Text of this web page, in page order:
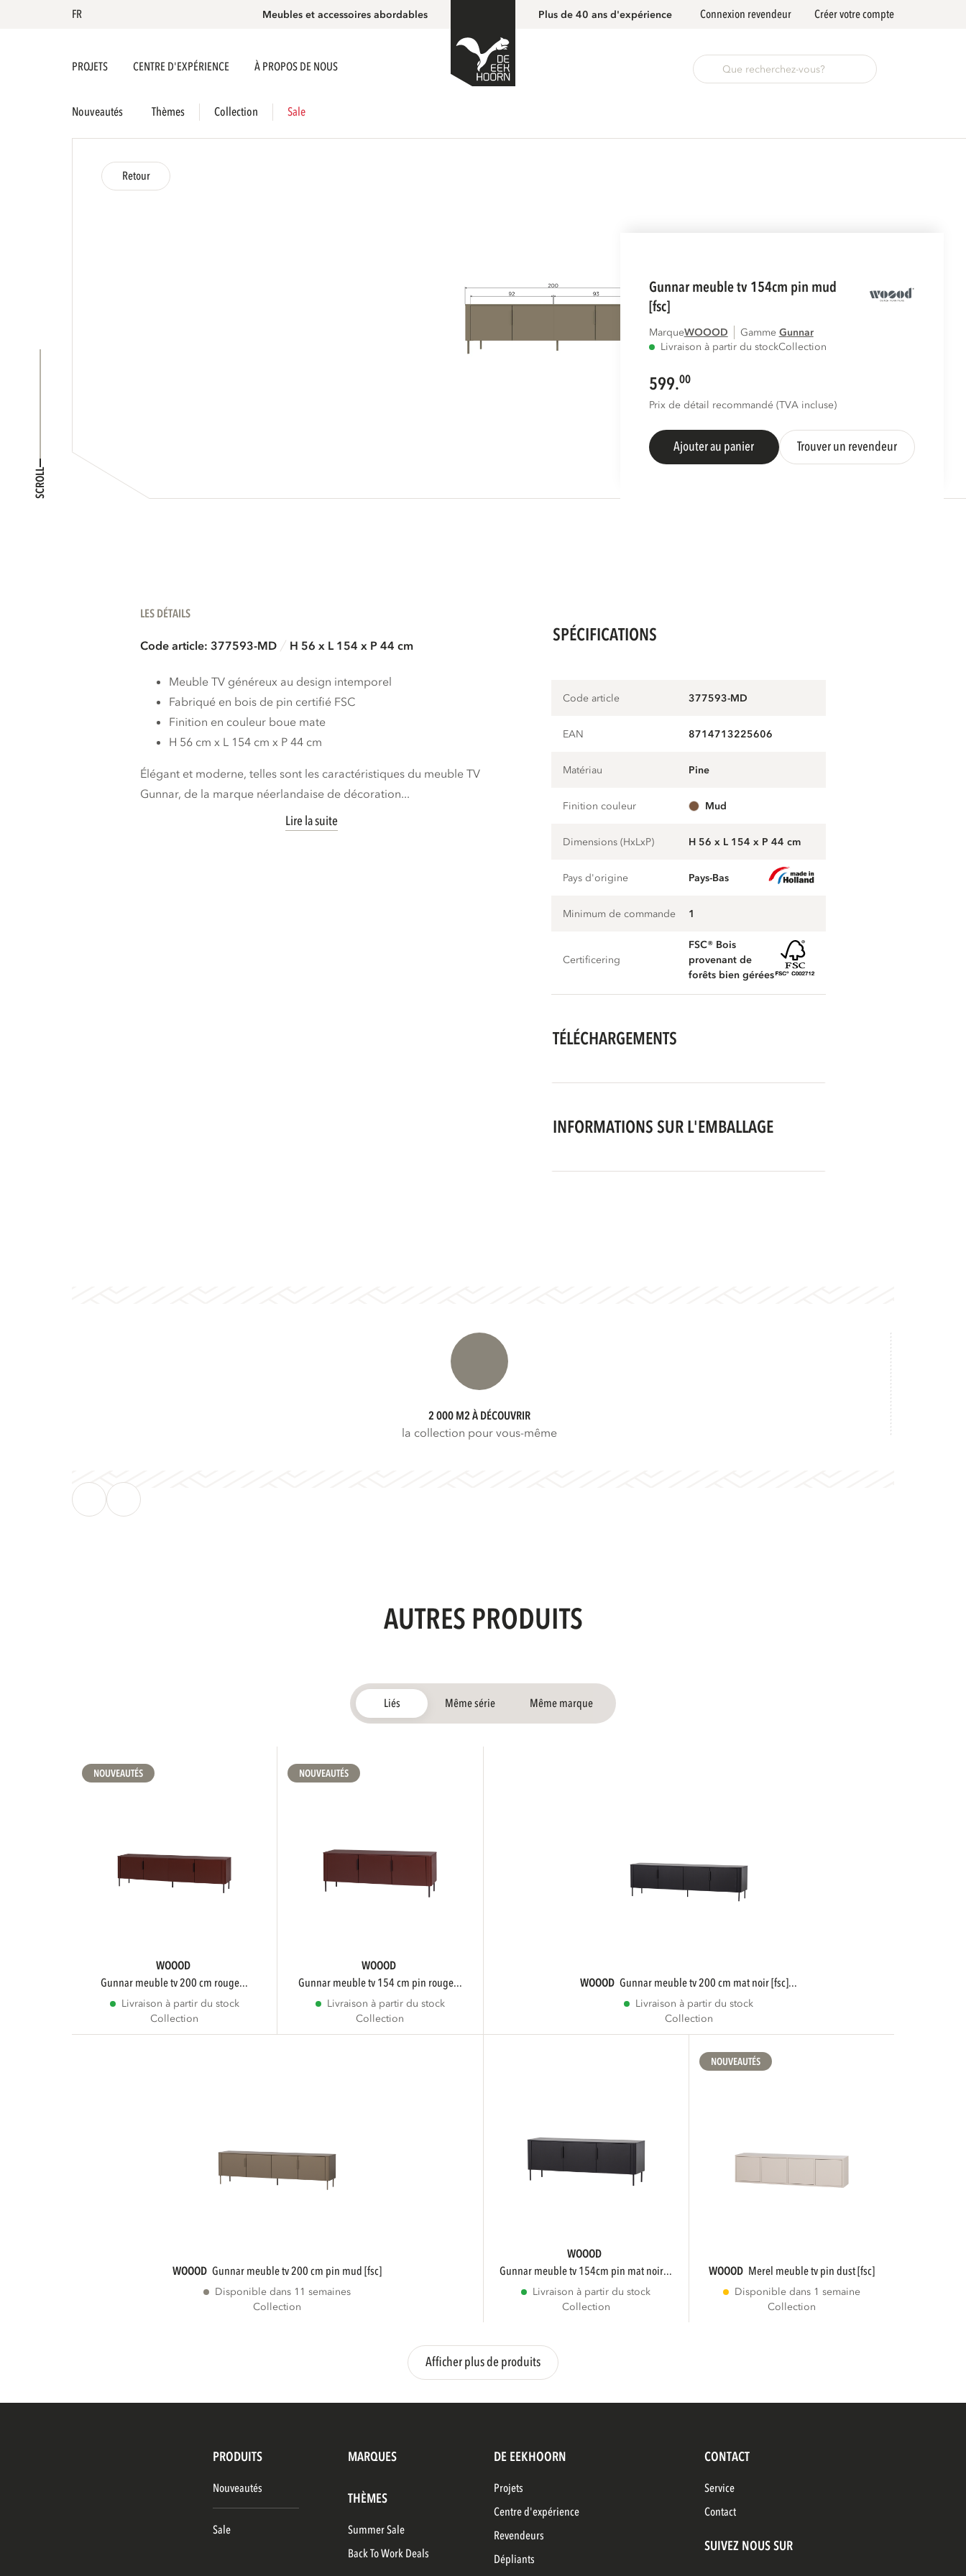
FR Meubles et accessoires abordables Plus de 40 ans d'expérience Connexion revendeur Créer votre compte
PROJETS CENTRE D'EXPÉRIENCE À PROPOS DE NOUS
Nouveautés Thèmes Collection Sale
SCROLL
Retour
gunnar meuble tv 154cm pin mud
[fsc]
MarqueWOOOD Gamme
gunnar
Livraison à partir du stockCollection
599.00
Prix de détail recommandé (TVA incluse)
Ajouter au panier Trouver un revendeur
LES DÉTAILS
Code article: 377593-MD H 56 x L 154 x P 44 cm
Meuble TV généreux au design intemporel
Fabriqué en bois de pin certifié FSC
Finition en couleur boue mate
H 56 cm x L 154 cm x P 44 cm
Élégant et moderne, telles sont les caractéristiques du meuble TV
Gunnar, de la marque néerlandaise de décoration...
Lire la suite
SPÉCIFICATIONS
Code article 377593-MD
EAN 8714713225606
Matériau pine
Finition couleur mud
Dimensions (HxLxP) H 56 x L 154 x P 44 cm
Pays d'origine Pays-Bas
Minimum de commande 1
Certificering
FSC® Bois
provenant de
forêts bien gérées
TÉLÉCHARGEMENTS
INFORMATIONS SUR L'EMBALLAGE
2 000 M2 À DÉCOUVRIR
la collection pour vous-même
AUTRES PRODUITS
Liés Même série Même marque
NOUVEAUTÉS
WOOOD
gunnar meuble tv 200 cm rouge...
Livraison à partir du stock
Collection
NOUVEAUTÉS
WOOOD
gunnar meuble tv 154 cm pin rouge...
Livraison à partir du stock
Collection
WOOOD gunnar meuble tv 200 cm mat noir [fsc]...
Livraison à partir du stock
Collection
WOOOD gunnar meuble tv 200 cm pin mud [fsc]
Disponible dans 11 semaines
Collection
WOOOD
gunnar meuble tv 154cm pin mat noir...
Livraison à partir du stock
Collection
NOUVEAUTÉS
WOOOD merel meuble tv pin dust [fsc]
Disponible dans 1 semaine
Collection
Afficher plus de produits
PRODUITS MARQUES
Nouveautés
Sale
THÈMES
Summer Sale
Back To Work Deals
DE EEKHOORN
Projets
Centre d'expérience
Revendeurs
Dépliants
CONTACT
Service
Contact
SUIVEZ NOUS SUR